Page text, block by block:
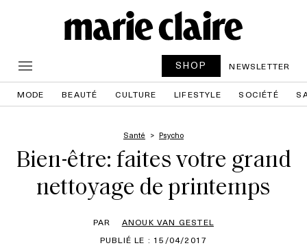
SHOP NEWSLETTER
MODE BEAUTÉ CULTURE LIFESTYLE SOCIÉTÉ
Santé Psycho
Bien-être: faites votre grand
nettoyage de printemps
PAR
ANOUK VAN GESTEL
PUBLIÉ LE : 15/04/2017